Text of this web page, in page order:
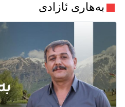
بەهاری ئازادی